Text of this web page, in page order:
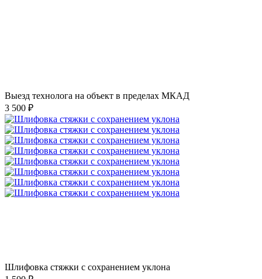
Выезд технолога на объект в пределах МКАД
3 500 ₽
Шлифовка стяжки с сохранением уклона